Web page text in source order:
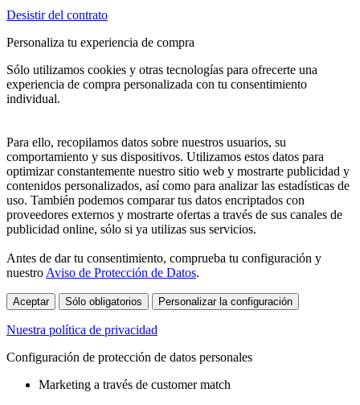
Desistir del contrato
Personaliza tu experiencia de compra
Sólo utilizamos cookies y otras tecnologías para ofrecerte una
experiencia de compra personalizada con tu consentimiento
individual.
Para ello, recopilamos datos sobre nuestros usuarios, su
comportamiento y sus dispositivos. Utilizamos estos datos para
optimizar constantemente nuestro sitio web y mostrarte publicidad y
contenidos personalizados, así como para analizar las estadísticas de
uso. También podemos comparar tus datos encriptados con
proveedores externos y mostrarte ofertas a través de sus canales de
publicidad online, sólo si ya utilizas sus servicios.
Antes de dar tu consentimiento, comprueba tu configuración y
nuestro Aviso de Protección de Datos.
Aceptar Sólo obligatorios Personalizar la configuración
Nuestra política de privacidad
Configuración de protección de datos personales
Marketing a través de customer match